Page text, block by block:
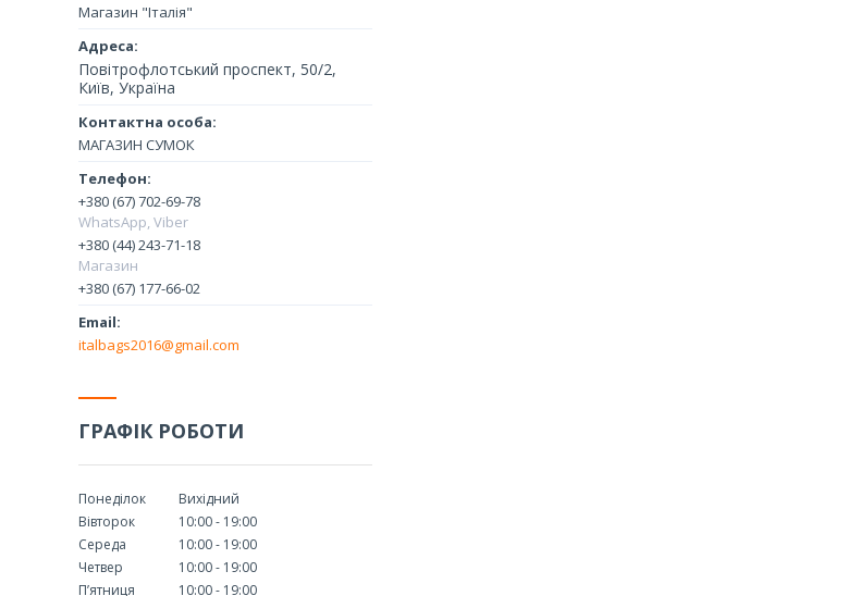
Магазин "Італія"
Повітрофлотський проспект, 50/2,
Київ, Україна
МАГАЗИН СУМОК
+380 (67) 702-69-78
WhatsApp, Viber
+380 (44) 243-71-18
Магазин
+380 (67) 177-66-02
italbags2016@gmail.com
ГРАФІК РОБОТИ
Понеділок
Вихідний
Вівторок
10:00
19:00
Середа
10:00
19:00
Четвер
10:00
19:00
Пʼятниця
10:00 19:00